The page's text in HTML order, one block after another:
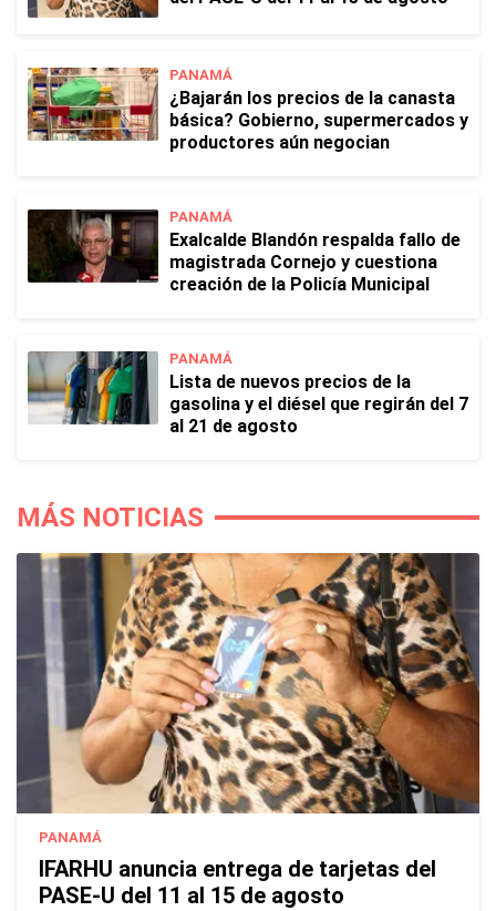
PANAMÁ
¿Bajarán los precios de la canasta
básica? Gobierno, supermercados y
productores aún negocian
PANAMÁ
Exalcalde Blandón respalda fallo de
magistrada Cornejo y cuestiona
creación de la Policía Municipal
PANAMÁ
Lista de nuevos precios de la
gasolina y el diésel que regirán del 7
al 21 de agosto
MÁS NOTICIAS
PANAMÁ
IFARHU anuncia entrega de tarjetas del
PASE-U del 11 al 15 de agosto